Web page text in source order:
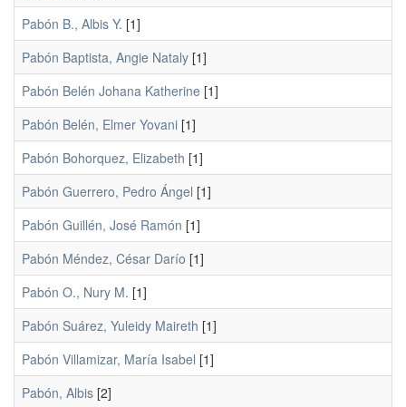
Pabón B., Albis Y. [1]
Pabón Baptista, Angie Nataly [1]
Pabón Belén Johana Katherine [1]
Pabón Belén, Elmer Yovani [1]
Pabón Bohorquez, Elizabeth [1]
Pabón Guerrero, Pedro Ángel [1]
Pabón Guillén, José Ramón [1]
Pabón Méndez, César Darío [1]
Pabón O., Nury M. [1]
Pabón Suárez, Yuleidy Maireth [1]
Pabón Villamizar, María Isabel [1]
Pabón, Albis [2]